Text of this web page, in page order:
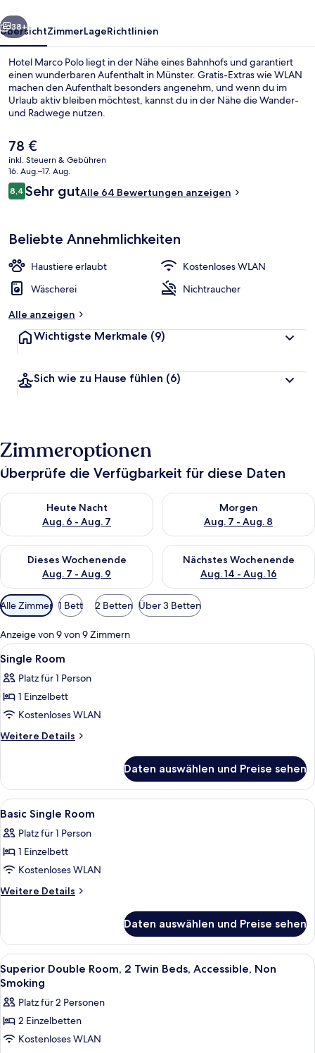
Weiter
38+
ÜbersichtZimmerLageRichtlinien
Hotel Marco Polo liegt in der Nähe eines Bahnhofs und garantiert
einen wunderbaren Aufenthalt in Münster. Gratis-Extras wie WLAN
machen den Aufenthalt besonders angenehm, und wenn du im
Urlaub aktiv bleiben möchtest, kannst du in der Nähe die Wander-
und Radwege nutzen.
Der
aktuelle
Preis
beträgt
78 €.
78 €
inkl. Steuern & Gebühren
16. Aug.–17. Aug.
Bewertungen
8,48,4 von 10.
Sehr gutAlle 64 Bewertungen anzeigen
Beliebte Annehmlichkeiten
Haustiere erlaubt
Kostenloses WLAN
Wäscherei
Nichtraucher
Alle anzeigen
Wichtigste Merkmale (9)
Sich wie zu Hause fühlen (6)
Zimmeroptionen
Überprüfe die Verfügbarkeit für diese Daten
Heute Nacht
Aug. 6 - Aug. 7
Überprüfe die Verfügbarkeit für heute Nacht, Aug. 6 - Aug. 7.
Morgen
Aug. 7 - Aug. 8
Überprüfe die Verfügbarkeit
Dieses Wochenende
Aug. 7 - Aug. 9
Überprüfe die Verfügbarkeit für dieses Wochenende, Aug. 7
Nächstes Wochenende
Aug. 14 - Aug. 16
Überprüfe die Verfügbarkeit
Verfügbare
Filter
für
Zimmer
Alle Zimmer 1 Bett 2 Betten Über 3 Betten
Anzeige von 9 von 9 Zimmern
Alle
Fotos
für
Single
Room
anzeigen
Ein Hotelzimmer mit einem Bett,
6
Single Room
Platz für 1 Person
1 Einzelbett
Kostenloses WLAN
Weitere Details
Weitere
Room
Daten auswählen und Preise sehen
Alle
Fotos
für
Basic
Single
Room
Ein Hotelzimmer mit einem Bett,
6
Basic Single Room
Platz für 1 Person
1 Einzelbett
Kostenloses WLAN
Weitere Details
Weitere
Single
Room
Daten auswählen und Preise sehen
Alle
Fotos
für
Superior
Double
Room,
Ein modernes Schlafzimmer mit
2
Superior Double Room, 2 Twin Beds, Accessible, Non
Smoking
Platz für 2 Personen
2 Einzelbetten
Kostenloses WLAN